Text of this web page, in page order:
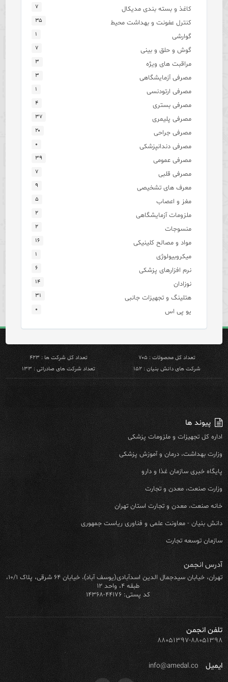
کاغذ و بسته بندی مدیکال ۷
کنترل عفونت و بهداشت محیط ۳۵
گوارشی ۱
گوش و حلق و بینی ۷
مراقبت های ویژه ۳
مصرفی آزمایشگاهی ۳
مصرفی ارتودنسی ۱
مصرفی بستری ۴
مصرفی پلیمری ۳۷
مصرفی جراحی ۲۰
مصرفی دندانپزشکی ۰
مصرفی عمومی ۳۹
مصرفی قلبی ۷
معرف های تشخیصی ۹
مغز و اعصاب ۵
ملزومات آزمایشگاهی ۲
منسوجات ۲
مواد و مصالح کلینیکی ۱۶
میکروبیولوژی ۱
نرم افزارهای پزشکی ۶
نوزادان ۱۴
هتلینگ و تجهیزات جانبی ۳۱
یو پی اس ۰
تعداد کل محصولات : ۷۰۵
تعداد کل شرکت ها : ۴۲۳
شرکت های دانش بنیان : ۱۵۲
تعداد شرکت های صادراتی : ۱۳۳
پیوند ها
اداره کل تجهیزات و ملزومات پزشکی
وزارت بهداشت، درمان و آموزش پزشکی
پایگاه خبری سازمان غذا و دارو
وزارت صنعت، معدن و تجارت
خانه صنعت، معدن و تجارت استان تهران
دانش بنیان - معاونت علمی و فناوری ریاست جمهوری
سازمان توسعه تجارت
آدرس انجمن
تهران، خیابان سیدجمال الدین اسدآبادی(یوسف آباد)، خیابان ۶۴ شرقی، پلاک ۱۰/۱،
طبقه ۴، واحد ۱۲
کد پستی: ۴۴۱۷۶-۱۴۳۶۸
تلفن انجمن
۸۸۰۵۱۳۹۷-۸۸۰۵۱۳۹۸
ایمیل info@amedal.co